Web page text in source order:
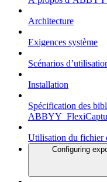
Architecture
Exigences système
Scénarios
Installation
Spécification des
Utilisation du fichier
Configuring